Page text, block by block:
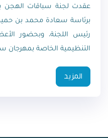
عقدت لجنة سباقات الهجن
برئاسة سعادة محمد بن حميد
رئيس اللجنة، وبحضور
التنظيمية الخاصة بمهرجان
المزيد